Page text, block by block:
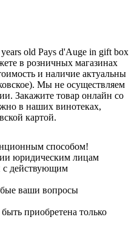
old Pays d'Auge in gift box
в розничных магазинах
и наличие актуальны
Мы не осуществляем
Закажите товар онлайн со
в наших винотеках,
картой.
способом!
юридическим лицам
с действующим
ваши вопросы
приобретена только